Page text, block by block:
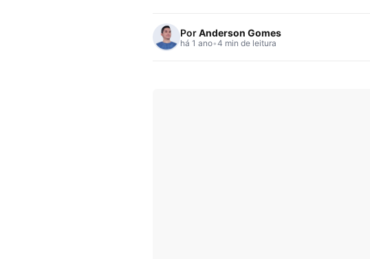
PorAnderson Gomes
há 1 ano•4 min de leitura